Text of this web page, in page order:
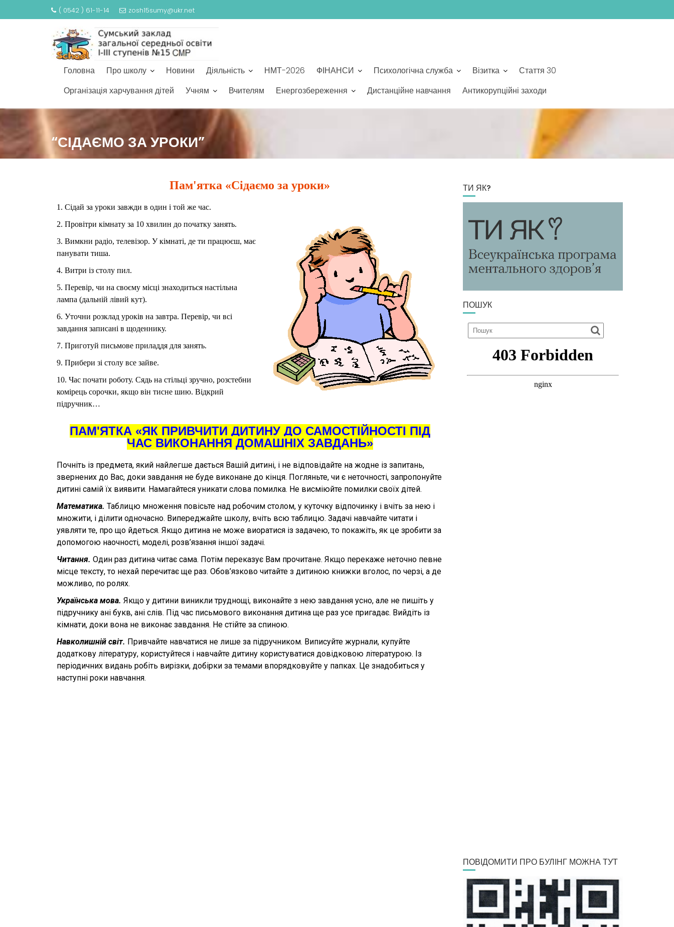
( 0542 ) 61-11-14 zosh15sumy@ukr.net
Головна Про школу Новини Діяльність НМТ-2026 ФІНАНСИ Психологічна служба Візитка
Стаття 30
Організація харчування дітей
Учням Вчителям Енергозбереження Дистанційне навчання Антикорупційні заходи
“СІДАЄМО ЗА УРОКИ”
Пам'ятка «Сідаємо за уроки»
1. Сідай за уроки завжди в один і той же час.
2. Провітри кімнату за 10 хвилин до початку занять.
3. Вимкни радіо, телевізор. У кімнаті, де ти працюєш, має
панувати тиша.
4. Витри із столу пил.
5. Перевір, чи на своєму місці знаходиться настільна
лампа (дальній лівий кут).
6. Уточни розклад уроків на завтра. Перевір, чи всі
завдання записані в щоденнику.
7. Приготуй письмове приладдя для занять.
9. Прибери зі столу все зайве.
10. Час почати роботу. Сядь на стільці зручно, розстебни
комірець сорочки, якщо він тисне шию. Відкрий
підручник…
ПАМ'ЯТКА «ЯК ПРИВЧИТИ ДИТИНУ ДО САМОСТІЙНОСТІ ПІД
ЧАС ВИКОНАННЯ ДОМАШНІХ ЗАВДАНЬ»
Почніть із предмета, який найлегше дається Вашій дитині, і не від­повідайте на жодне із запитань,
звернених до Вас, доки завдання не буде виконане до кінця. Погляньте, чи є неточності, запропонуйте
дитині самій їх виявити. Намагайтеся уникати слова помилка. Не висміюйте помилки своїх дітей.
Математика. Таблицю множення повісьте над робочим столом, у ку­точку відпочинку і вчіть за нею і
множити, і ділити одночасно. Виперед­жайте школу, вчіть всю таблицю. Задачі навчайте читати і
уявляти те, про що йдеться. Якщо дитина не може виоратися із задачею, то покажіть, як це зробити за
допомогою наочності, моделі, розв’язання іншої задачі.
Читання. Один раз дитина читає сама. Потім переказує Вам прочи­тане. Якщо перекаже неточно певне
місце тексту, то нехай перечитає ще раз. Обов’язково читайте з дитиною книжки вголос, по черзі, а де
можливо, по ролях.
Українська мова. Якщо у дитини виникли труднощі, виконайте з нею завдання усно, але не пишіть у
підручнику ані букв, ані слів. Під час письмового виконання дитина ще раз усе пригадає. Вийдіть із
кімнати, доки вона не виконає завдання. Не стійте за спиною.
Навколишній світ. Привчайте навчатися не лише за підруч­ником. Виписуйте журнали, купуйте
додаткову літературу, користуйтеся і навчайте дитину користуватися довідковою літературою. Із
періодичних видань робіть вирізки, добірки за темами впорядковуйте у папках. Це знадобиться у
наступні роки навчання.
ТИ ЯК?
ПОШУК
ПОВІДОМИТИ ПРО БУЛІНГ МОЖНА ТУТ